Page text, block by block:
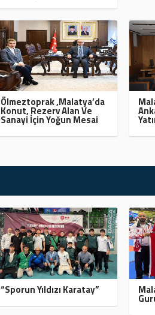
Ölmeztoprak ,Malatya’da
Konut, Rezerv Alan Ve
Sanayi İçin Yoğun Mesai
“Sporun Yıldızı Karatay”